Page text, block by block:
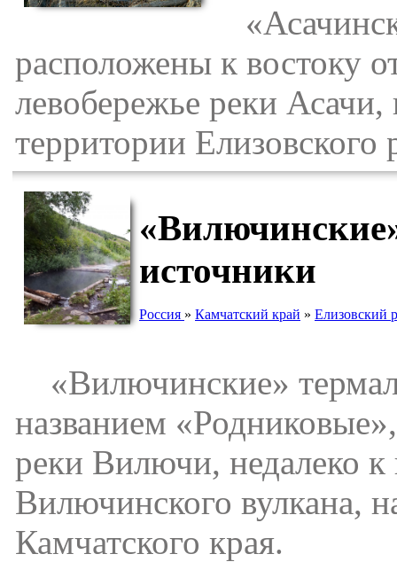
расположены к востоку
левобережье реки Асачи,
территории Елизовского
источники
Россия » Камчатский край » Елизовский
«Вилючинские»
названием
реки Вилючи, недалеко
Вилючинского вулкана,
Камчатского края.